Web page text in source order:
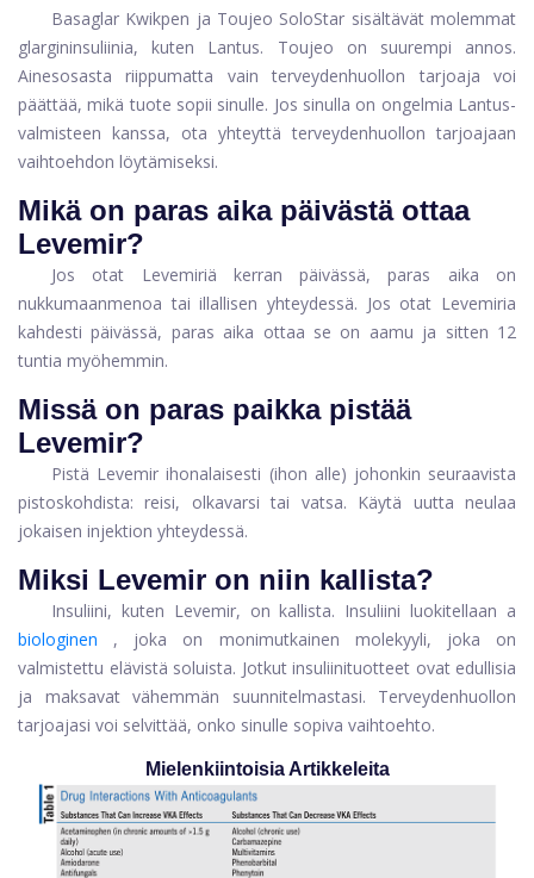
Basaglar Kwikpen ja Toujeo SoloStar sisältävät molemmat
glargininsuliinia, kuten Lantus. Toujeo on suurempi annos.
Ainesosasta riippumatta vain terveydenhuollon tarjoaja voi
päättää, mikä tuote sopii sinulle. Jos sinulla on ongelmia Lantus-
valmisteen kanssa, ota yhteyttä terveydenhuollon tarjoajaan
vaihtoehdon löytämiseksi.
Mikä on paras aika päivästä ottaa
Levemir?
Jos otat Levemiriä kerran päivässä, paras aika on
nukkumaanmenoa tai illallisen yhteydessä. Jos otat Levemiria
kahdesti päivässä, paras aika ottaa se on aamu ja sitten 12
tuntia myöhemmin.
Missä on paras paikka pistää
Levemir?
Pistä Levemir ihonalaisesti (ihon alle) johonkin seuraavista
pistoskohdista: reisi, olkavarsi tai vatsa. Käytä uutta neulaa
jokaisen injektion yhteydessä.
Miksi Levemir on niin kallista?
Insuliini, kuten Levemir, on kallista. Insuliini luokitellaan a
biologinen , joka on monimutkainen molekyyli, joka on
valmistettu elävistä soluista. Jotkut insuliinituotteet ovat edullisia
ja maksavat vähemmän suunnitelmastasi. Terveydenhuollon
tarjoajasi voi selvittää, onko sinulle sopiva vaihtoehto.
Mielenkiintoisia Artikkeleita